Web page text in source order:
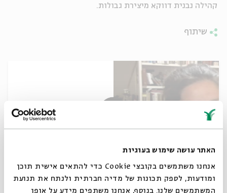
האתר עושה שימוש בעוגיות
אנחנו משתמשים בקובצי Cookie כדי להתאים אישית תוכן
ומודעות, לספק תכונות של מדיה חברתית ולנתח את תנועת
המשתמשים שלנו. בנוסף, אנחנו משתפים מידע על אופן
קהילה נבנית דווקא מיצירת גבולות.
שיתוף
לימוד סוגיות במסכת עירובין - עם ר'
שושנה כהן - מפגש אחרון